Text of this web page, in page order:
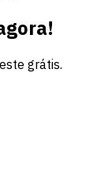
grátis.